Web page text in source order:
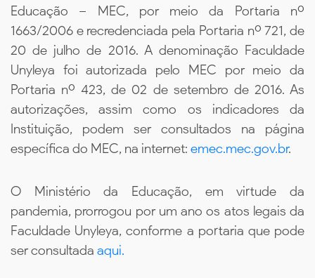
Educação – MEC, por meio da Portaria nº
1663/2006 e recredenciada pela Portaria nº 721, de
20 de julho de 2016. A denominação Faculdade
Unyleya foi autorizada pelo MEC por meio da
Portaria nº 423, de 02 de setembro de 2016. As
autorizações, assim como os indicadores da
Instituição, podem ser consultados na página
específica do MEC, na internet: emec.mec.gov.br.
O Ministério da Educação, em virtude da
pandemia, prorrogou por um ano os atos legais da
Faculdade Unyleya, conforme a portaria que pode
ser consultada aqui.